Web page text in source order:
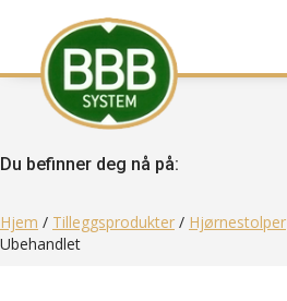
Du befinner deg nå på:
Hjem / Tilleggsprodukter / Hjørnestolper
Ubehandlet